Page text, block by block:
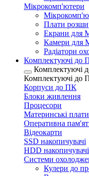
Мікрокомп'ютери
Плати
Екрани для
Камери для
Радіатори
Комплектуючі до
Комплектуючі
Комплектуючі до
Корпуси до ПК
Блоки живлення
Процесори
Материнські плати
Оперативна
Відеокарти
SSD накопичувачі
HDD накопичувачі
Системи
Кулери до